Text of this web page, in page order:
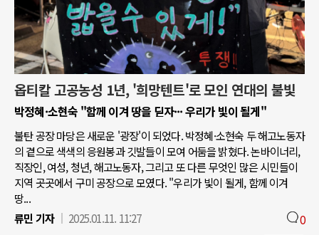
옵티칼 고공농성 1년, '희망텐트'로 모인 연대의 불빛
박정혜·소현숙 "함께 이겨 땅을 딛자··· 우리가 빛이 될게"
불탄 공장 마당은 새로운 '광장'이 되었다. 박정혜·소현숙 두 해고노동자
의 곁으로 색색의 응원봉과 깃발들이 모여 어둠을 밝혔다. 논바이너리,
직장인, 여성, 청년, 해고노동자, 그리고 또 다른 무엇인 많은 시민들이
지역 곳곳에서 구미 공장으로 모였다. "우리가 빛이 될게, 함께 이겨
땅...
류민 기자
2025.01.11. 11:27 0